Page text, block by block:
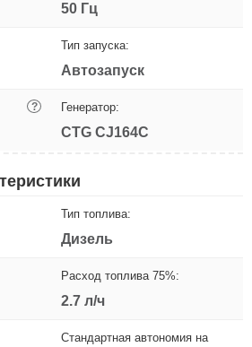
50 Гц
Тип запуска:
Автозапуск
? Генератор:
CTG CJ164C
Тип топлива:
Дизель
Расход топлива 75%:
2.7 л/ч
Стандартная автономия на